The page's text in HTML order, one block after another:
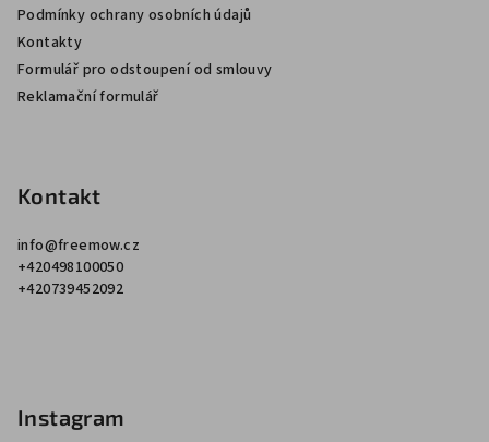
Podmínky ochrany osobních údajů
Kontakty
Formulář pro odstoupení od smlouvy
Reklamační formulář
Kontakt
info@freemow.cz
+420498100050
+420739452092
Instagram